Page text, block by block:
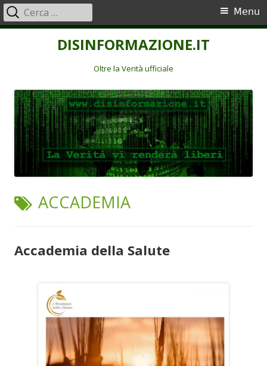
DISINFORMAZIONE.IT
Oltre la Verità ufficiale
Menu
principale
Menu
Ricerca
per:
TAG:
ACCADEMIA
Accademia della Salute